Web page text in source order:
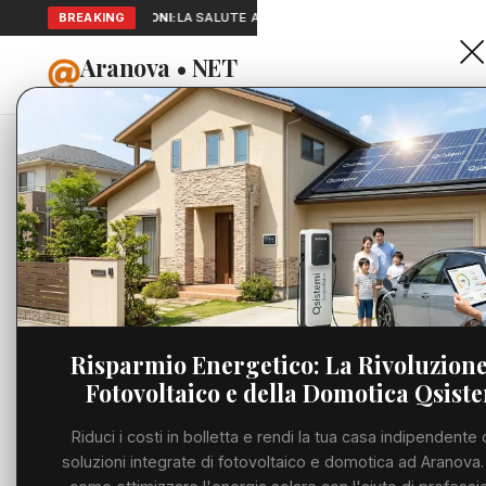
BREAKING
SEGNALAZIONI: LA SALUTE A PORTATA DI MANO: TELEMEDICINA E
Aranova • NET
PORTALE UTILE AL TERRITORIO
Home
Cronaca
Viabilità
Utilità
Meteo
Eventi
Risparmio Energetico: La
Fotovoltaico e della Domotica
Riduci i costi in bolletta e rendi la tua casa indipendente
soluzioni integrate di fotovoltaico e domotica ad Aranova.
Precedente